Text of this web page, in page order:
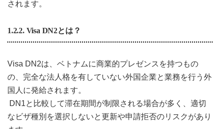
されます。
1.2.2. Visa DN2とは？
Visa DN2は、ベトナムに商業的プレゼンスを持つもの
の、完全な法人格を有していない外国企業と業務を行う外
国人に発給されます。
DN1と比較して滞在期間が制限される場合が多く、適切
なビザ種別を選択しないと更新や申請拒否のリスクがあり